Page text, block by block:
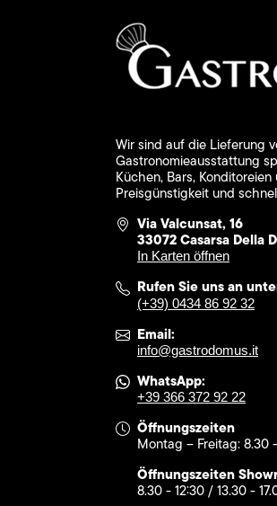
Wir sind auf die Lieferung
Gastronomieausstattung
Küchen, Bars,
Preisgünstigkeit und
Via Valcunsat, 16
33072 Casarsa Della
In Karten öffnen
Rufen Sie uns an
(+39) 0434 86 92 32
Email:
info@gastrodomus.it
WhatsApp:
+39 366 372 92 22
Öffnungszeiten
Montag – Freitag: 8.30 -
Öffnungszeiten
8.30 - 12:30 / 13.30 -